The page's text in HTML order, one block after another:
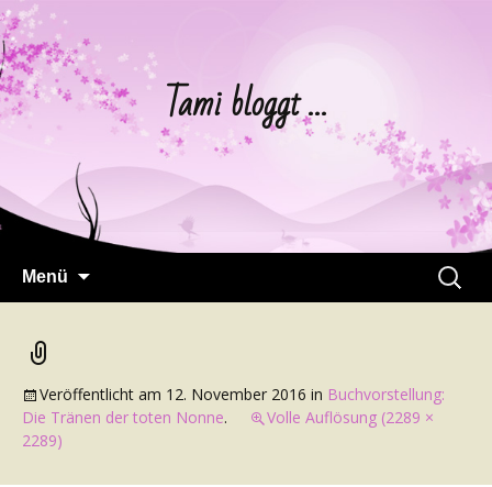
Tami bloggt …
Menü
Suchen
nach:
Veröffentlicht am 12. November 2016 in Buchvorstellung:
Die Tränen der toten Nonne.
Volle Auflösung (2289 ×
2289)